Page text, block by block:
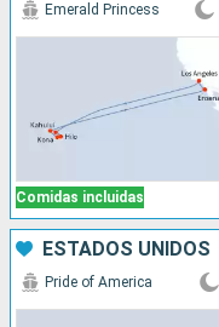
Comidas incluidas
Emerald Princess
ESTADOS UNIDOS
Pride of America